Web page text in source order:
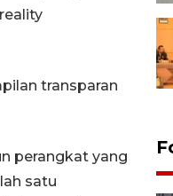
transparan
perangkat yang
satu